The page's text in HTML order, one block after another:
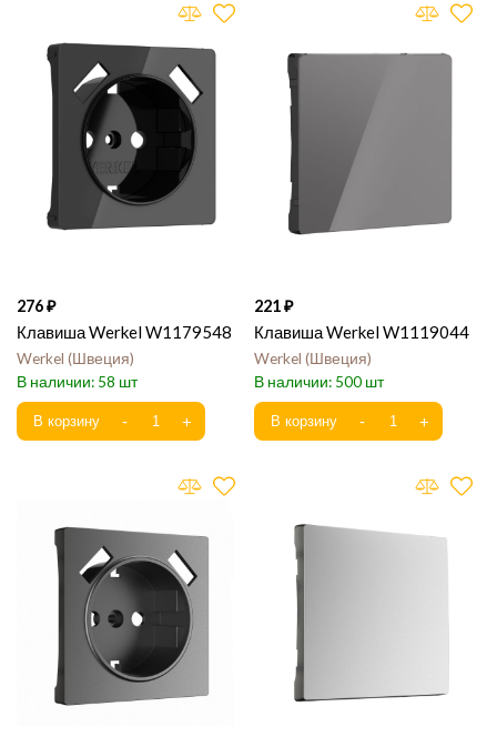
276
Клавиша Werkel W1179548
Werkel Швеция
58
221
Клавиша Werkel W1119044
Werkel Швеция
500